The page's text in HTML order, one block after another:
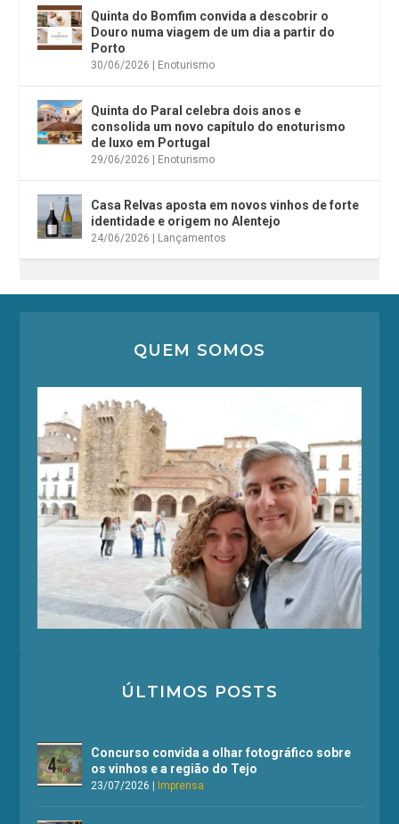
Quinta do Bomfim convida a descobrir o
Douro numa viagem de um dia a partir do
Porto
30/06/2026 Enoturismo
Quinta do Paral celebra dois anos e
consolida um novo capítulo do enoturismo
de luxo em Portugal
29/06/2026 Enoturismo
Casa Relvas aposta em novos vinhos de forte
identidade e origem no Alentejo
24/06/2026 Lançamentos
QUEM SOMOS
ÚLTIMOS POSTS
Concurso convida a olhar fotográfico sobre
os vinhos e a região do Tejo
23/07/2026 Imprensa